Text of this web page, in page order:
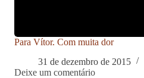
Para Vítor. Com muita dor
31 de dezembro de 2015
Deixe um comentário